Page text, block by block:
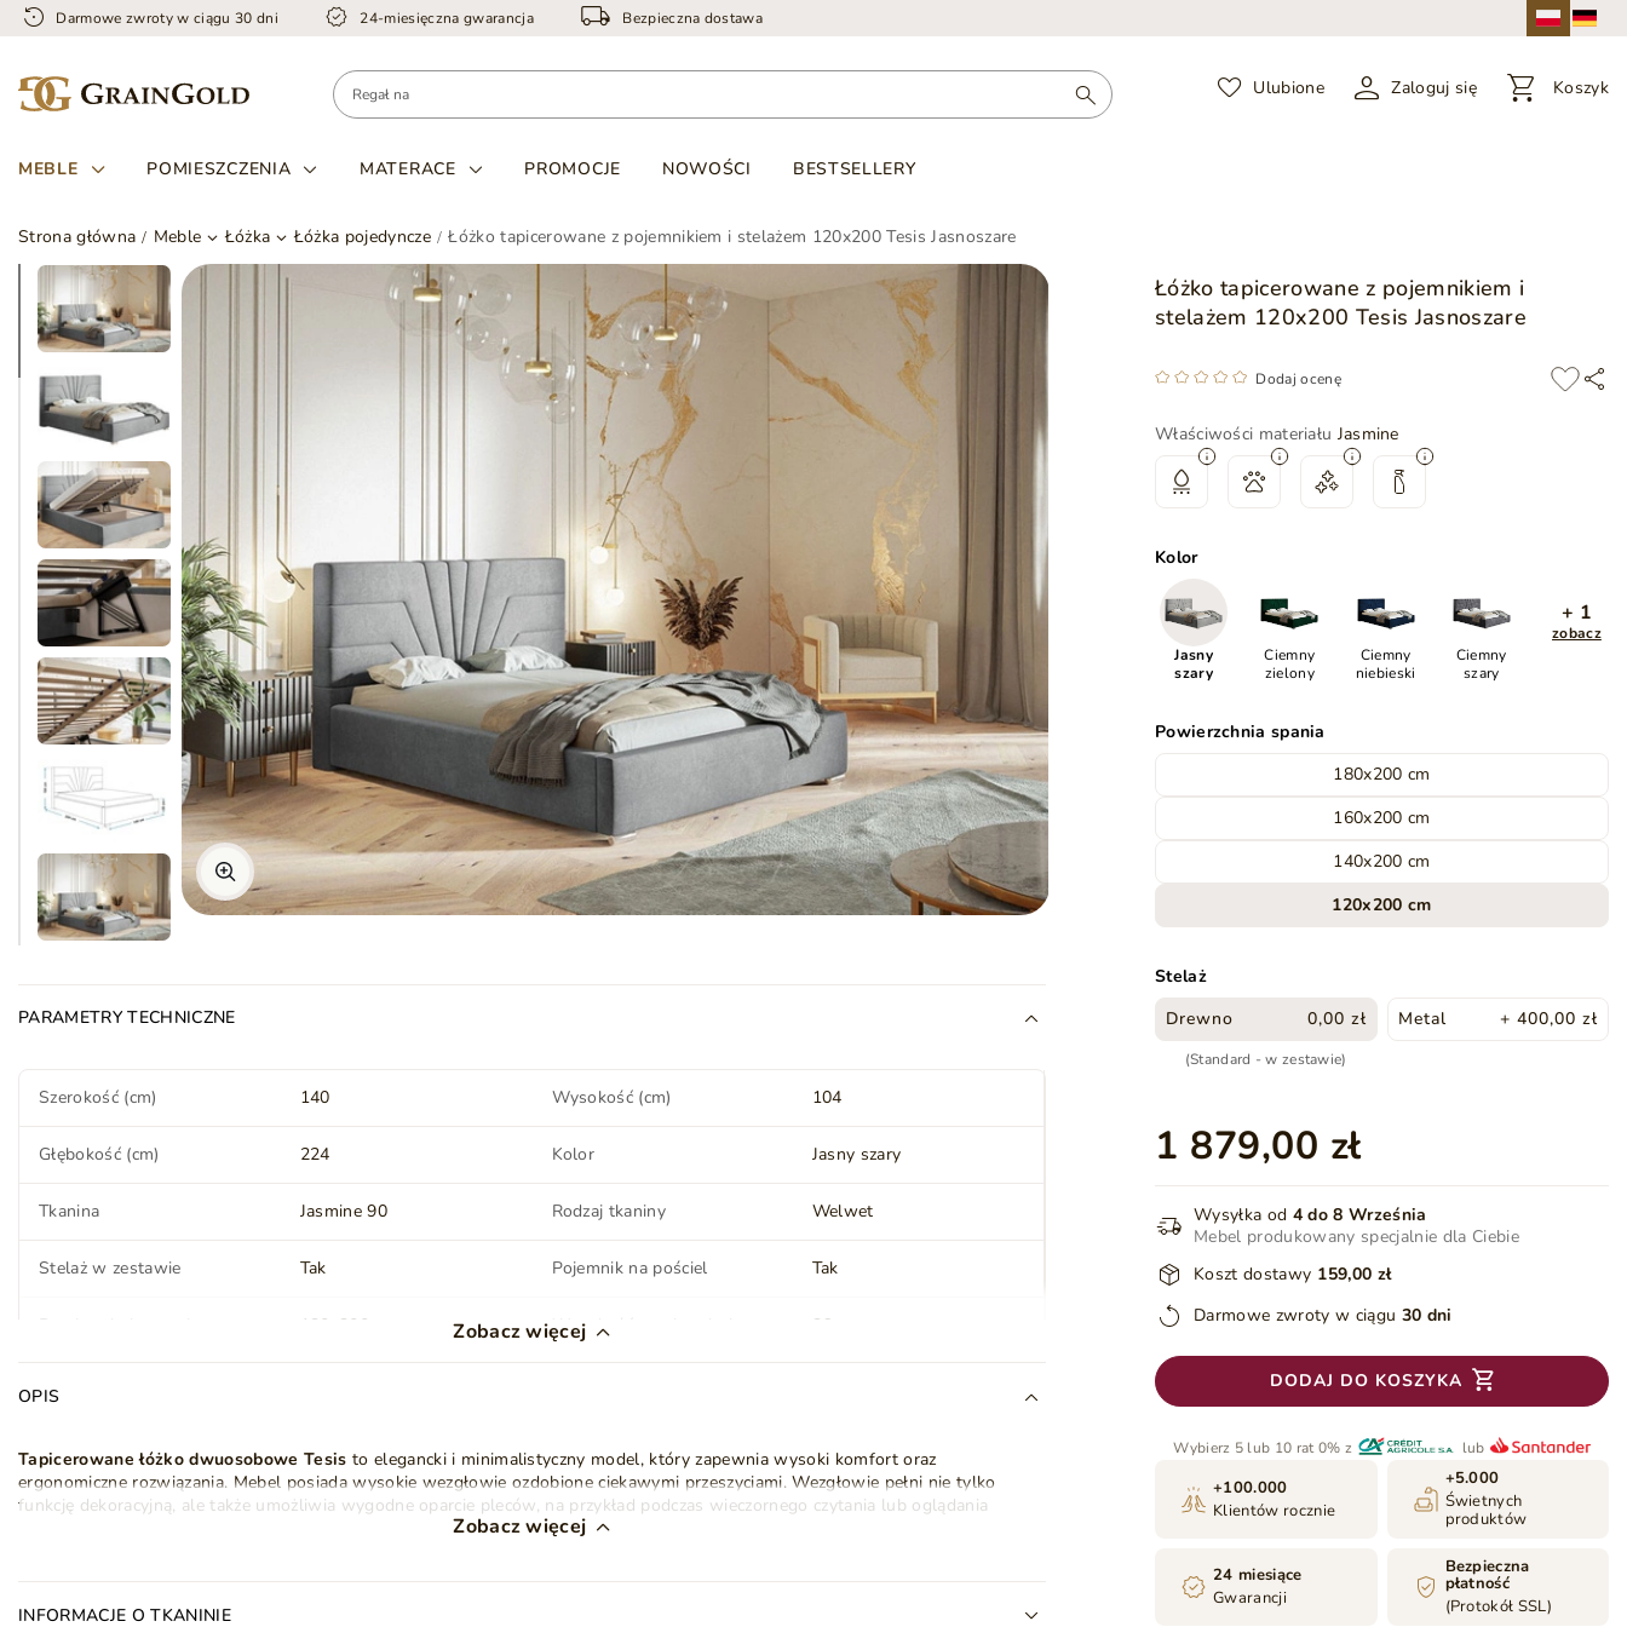
Darmowe zwroty w ciągu 30 dni 24-miesięczna gwarancja Bezpieczna dostawa
Ulubione Zaloguj się Koszyk
MEBLE POMIESZCZENIA MATERACE PROMOCJE NOWOŚCI BESTSELLERY
Strona główna Meble Łóżka Łóżka pojedyncze Łóżko tapicerowane z pojemnikiem i stelażem 120x200 Tesis Jasnoszare
Łóżko tapicerowane z pojemnikiem i
stelażem 120x200 Tesis Jasnoszare
Dodaj ocenę
Właściwości materiału Jasmine
Kolor
Jasny
szary
Ciemny
zielony
Ciemny
niebieski
Ciemny
szary
+ 1
zobacz
Powierzchnia spania
180x200 cm
160x200 cm
140x200 cm
120x200 cm
Stelaż
Drewno
0,00 zł
(Standard - w zestawie)
Metal + 400,00 zł
1 879,00 zł
Wysyłka od 4 do 8 Września
Mebel produkowany specjalnie dla Ciebie
Koszt dostawy 159,00 zł
Darmowe zwroty w ciągu 30 dni
DODAJ DO KOSZYKA
Wybierz 5 lub 10 rat 0% z lub
+100.000
Klientów rocznie
+5.000
Świetnych
produktów
24 miesiące
Gwarancji
Bezpieczna
płatność
(Protokół SSL)
PARAMETRY TECHNICZNE
Szerokość (cm) 140 Wysokość (cm) 104
Głębokość (cm) 224 Kolor Jasny szary
Tkanina Jasmine 90 Rodzaj tkaniny Welwet
Stelaż w zestawie Tak Pojemnik na pościel Tak
120x200 cm
Wysokość powierzchni
spania (cm)
36
Materac
Styl Nowoczesny Klasyczny Nóżki (wysokość) (cm) 4
Montaż
Do samodzielnego
Ilość paczek 3
Zobacz więcej
OPIS
Tapicerowane łóżko dwuosobowe Tesis to elegancki i minimalistyczny model, który zapewnia wysoki komfort oraz
ergonomiczne rozwiązania. Mebel posiada wysokie wezgłowie ozdobione ciekawymi przeszyciami. Wezgłowie pełni nie tylko
funkcję dekoracyjną, ale także umożliwia wygodne oparcie pleców, na przykład podczas wieczornego czytania lub oglądania
dzięki mechanizmom sprężynowym
Zobacz więcej
INFORMACJE O TKANINIE